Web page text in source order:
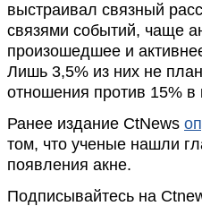
выстраивал связный
связями событий, чаще
произошедшее и
Лишь 3,5% из них не
отношения против 15% в
Ранее издание CtNews
том, что ученые нашли
появления акне.
Подписывайтесь на